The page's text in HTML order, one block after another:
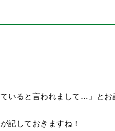
いると言われまして…」とお
記しておきますね！